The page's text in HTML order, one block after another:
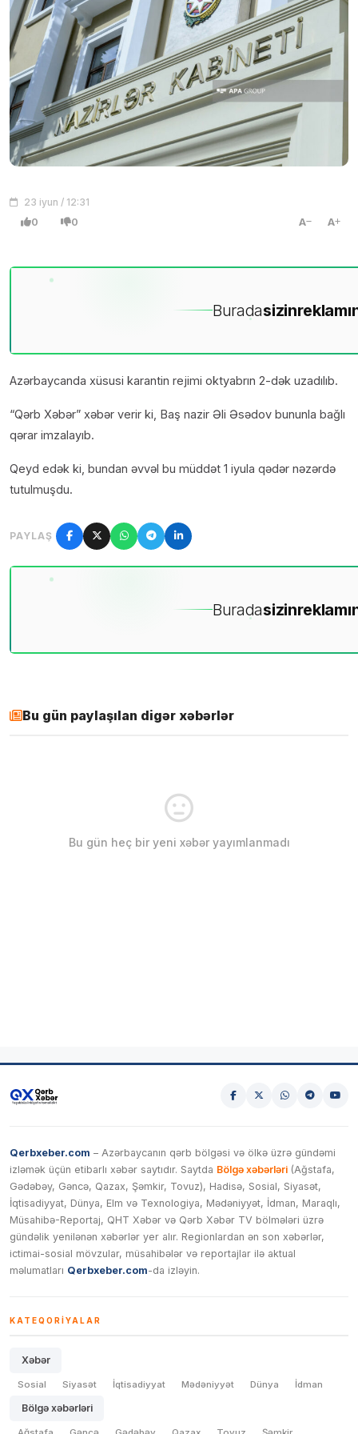
23 iyun / 12:31
0 0 A A
Buradasizin
Azərbaycanda xüsusi karantin rejimi oktyabrın 2-dək uzadılıb.
“Qərb Xəbər” xəbər verir ki, Baş nazir Əli Əsədov bununla bağlı
qərar imzalayıb.
Qeyd edək ki, bundan əvvəl bu müddət 1 iyula qədər nəzərdə
tutulmuşdu.
PAYLAŞ
Buradasizin
Bu gün paylaşılan digər xəbərlər
Bu gün heç bir yeni xəbər yayımlanmadı
Qerbxeber.com – Azərbaycanın qərb bölgəsi və ölkə üzrə gündəmi
izləmək üçün etibarlı xəbər saytıdır. Saytda Bölgə xəbərləri (Ağstafa,
Gədəbəy, Gəncə, Qazax, Şəmkir, Tovuz), Hadisə, Sosial, Siyasət,
İqtisadiyyat, Dünya, Elm və Texnologiya, Mədəniyyət, İdman, Maraqlı,
Müsahibə-Reportaj, QHT Xəbər və Qərb Xəbər TV bölmələri üzrə
gündəlik yenilənən xəbərlər yer alır. Regionlardan ən son xəbərlər,
ictimai-sosial mövzular, müsahibələr və reportajlar ilə aktual
məlumatları Qerbxeber.com-da izləyin.
KATEQORIYALAR
Xəbər
Sosial Siyasət İqtisadiyyat Mədəniyyət Dünya İdman
Bölgə xəbərləri